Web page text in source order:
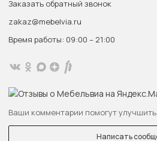
Заказать обратный звонок
zakaz@mebelvia.ru
Время работы: 09:00 – 21:00
Ваши комментарии помогут
Написать